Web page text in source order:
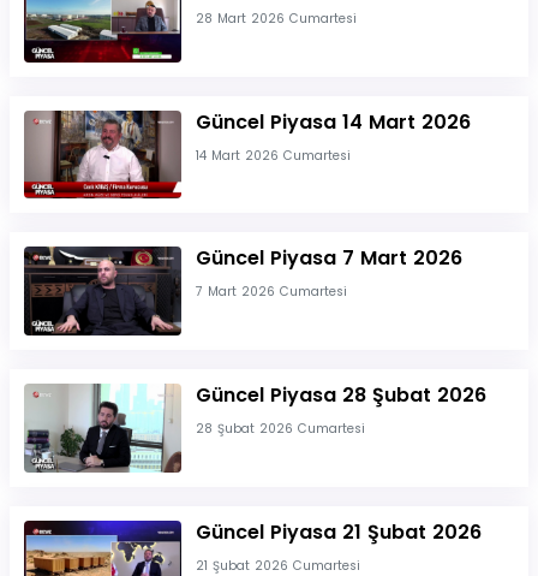
28 Mart 2026 Cumartesi
Güncel Piyasa 14 Mart 2026
14 Mart 2026 Cumartesi
Güncel Piyasa 7 Mart 2026
7 Mart 2026 Cumartesi
Güncel Piyasa 28 Şubat 2026
28 Şubat 2026 Cumartesi
Güncel Piyasa 21 Şubat 2026
21 Şubat 2026 Cumartesi